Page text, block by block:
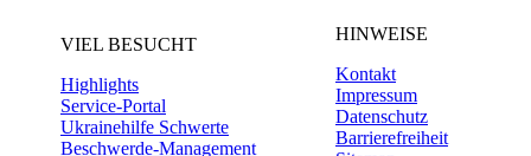
VIEL BESUCHT
Highlights
Service-Portal
Ukrainehilfe Schwerte
Beschwerde-Management
HINWEISE
Kontakt
Impressum
Datenschutz
Barrierefreiheit